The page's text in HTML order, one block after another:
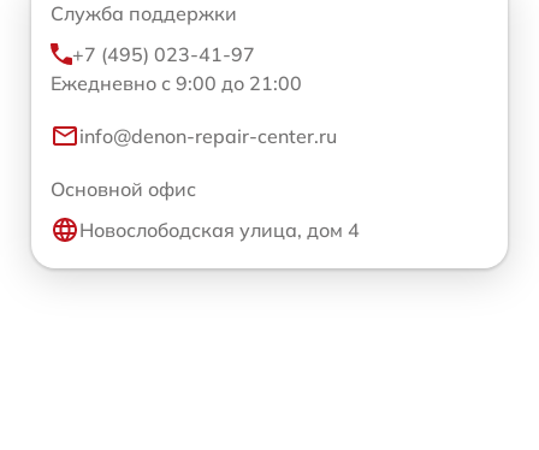
Служба поддержки
+7 (495) 023-41-97
Ежедневно с 9:00 до 21:00
info@denon-repair-center.ru
Основной офис
Новослободская улица, дом 4